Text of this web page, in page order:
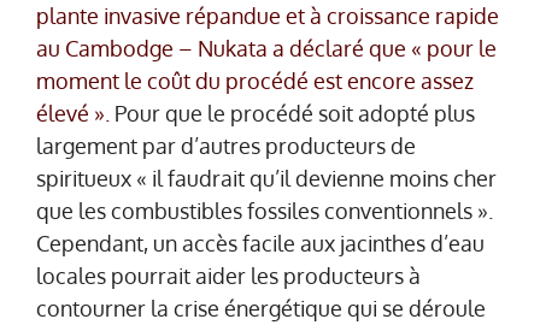
plante invasive répandue et à croissance rapide
au Cambodge – Nukata a déclaré que « pour le
moment le coût du procédé est encore assez
élevé ». Pour que le procédé soit adopté plus
largement par d’autres producteurs de
spiritueux « il faudrait qu’il devienne moins cher
que les combustibles fossiles conventionnels ».
Cependant, un accès facile aux jacinthes d’eau
locales pourrait aider les producteurs à
contourner la crise énergétique qui se déroule